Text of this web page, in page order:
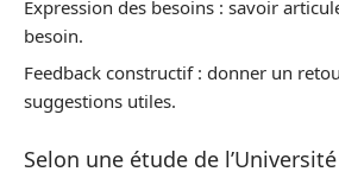
Expression des besoins : savoir
besoin.
Feedback constructif : donner un
suggestions utiles.
Selon une étude de